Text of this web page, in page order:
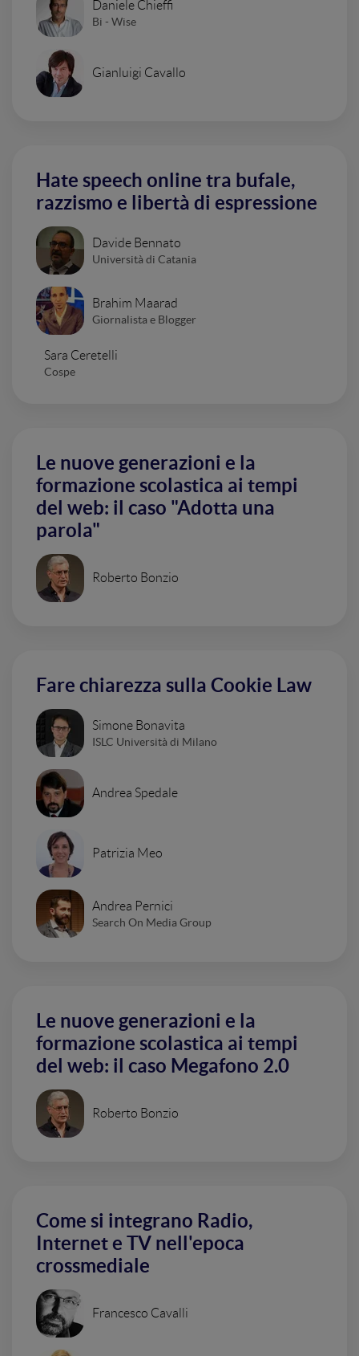
Daniele Chieffi
Bi - Wise
Gianluigi Cavallo
Hate speech online tra bufale,
razzismo e libertà di espressione
Davide Bennato
Università di Catania
Brahim Maarad
Giornalista e Blogger
Sara Ceretelli
Cospe
Le nuove generazioni e la
formazione scolastica ai tempi
del web: il caso "Adotta una
parola"
Roberto Bonzio
Fare chiarezza sulla Cookie Law
Simone Bonavita
ISLC Università di Milano
Andrea Spedale
Patrizia Meo
Andrea Pernici
Search On Media Group
Le nuove generazioni e la
formazione scolastica ai tempi
del web: il caso Megafono 2.0
Roberto Bonzio
Come si integrano Radio,
Internet e TV nell'epoca
crossmediale
Francesco Cavalli